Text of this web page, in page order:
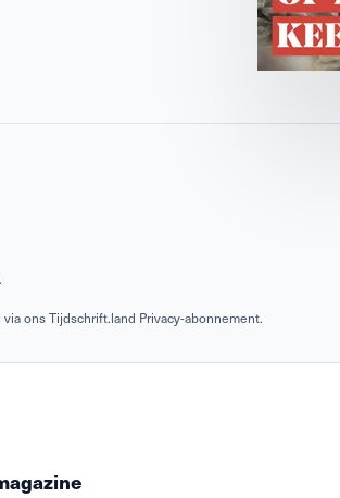
ons Tijdschrift.land Privacy-abonnement.